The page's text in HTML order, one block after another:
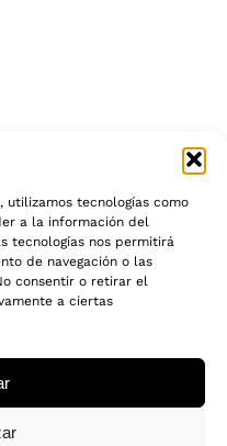
utilizamos tecnologías como
a la información del
tecnologías nos permitirá
de navegación o las
consentir o retirar el
a ciertas